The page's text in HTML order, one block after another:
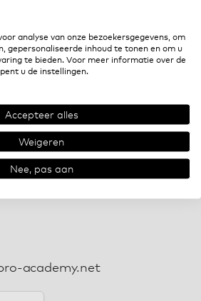
eenvoudig downloaden, printen
van de kaarten en het
in de FAQ’s.
academy.net
analyse van onze bezoekersgegevens, om
gepersonaliseerde inhoud te tonen en om u
te bieden. Voor meer informatie over de
u de instellingen.
Accepteer alles
Weigeren
Nee, pas aan